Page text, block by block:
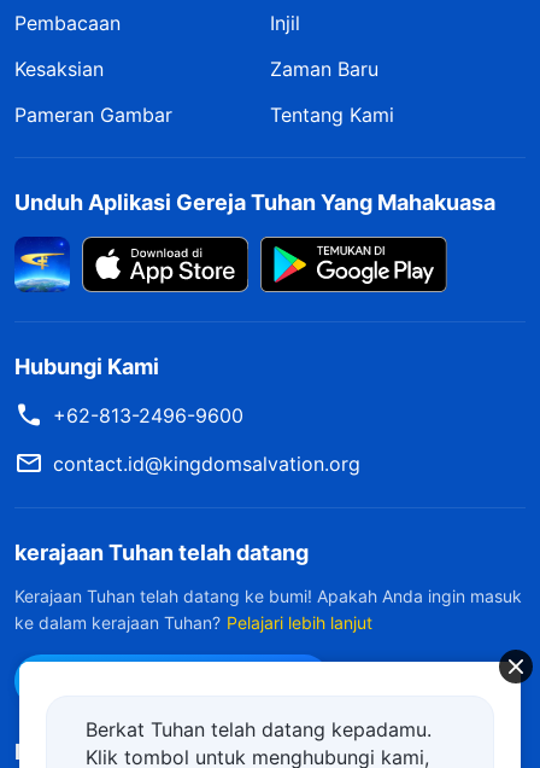
Pembacaan
Injil
Kesaksian
Zaman Baru
Pameran Gambar
Tentang Kami
Unduh Aplikasi Gereja Tuhan Yang Mahakuasa
Hubungi Kami
+62-813-2496-9600
contact.id@kingdomsalvation.org
kerajaan Tuhan telah datang
Kerajaan Tuhan telah datang ke bumi! Apakah Anda ingin masuk
ke dalam kerajaan Tuhan? Pelajari lebih lanjut
Ikuti Kami
Berkat Tuhan telah datang kepadamu.
Klik tombol untuk menghubungi kami,